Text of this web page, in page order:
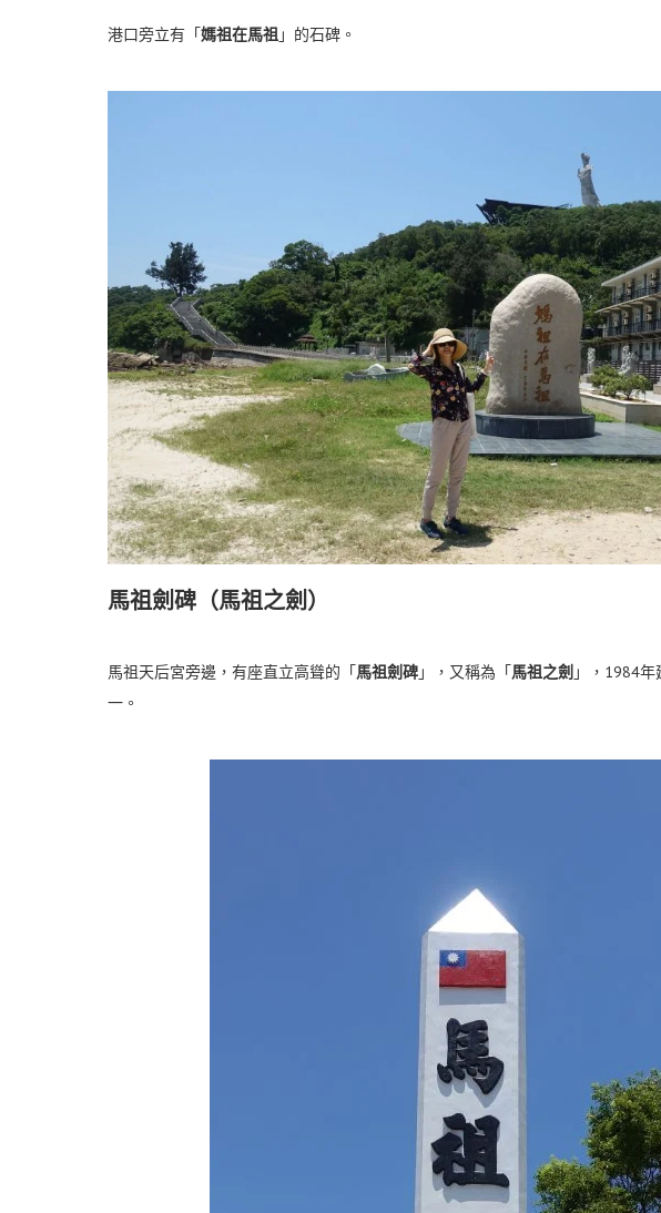
港口旁立有「媽祖在馬祖」的石碑。
馬祖劍碑（馬祖之劍）
馬祖天后宮旁邊，有座直立高聳的「 馬祖劍碑」，又稱為「 馬祖之劍 」，1984
一。